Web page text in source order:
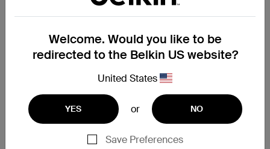
더 알아보기
조건
웹 사이트 사용 약관, 일반 약관, 판매 약관 및 기타 제품 관련 사용
Welcome. Would you like to be
redirected to the Belkin US website?
United States
YES or NO
Save Preferences